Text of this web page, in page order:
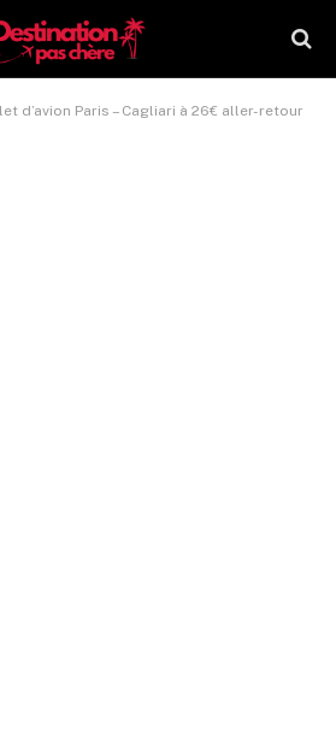
d’avion Paris – Cagliari à 26€ aller-retour